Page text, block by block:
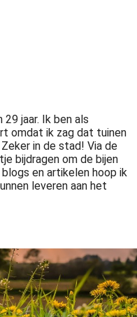
29 jaar. Ik ben als
omdat ik zag dat tuinen
in de stad! Via de
bijdragen om de bijen
en artikelen hoop ik
leveren aan het